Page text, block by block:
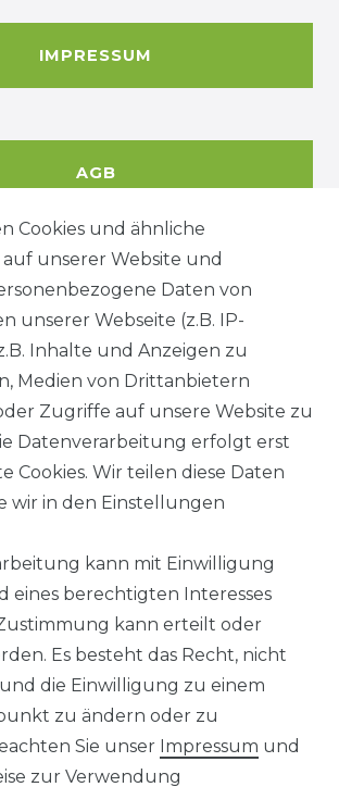
IMPRESSUM
AGB
WIDERRUFSRECHT
KONTAKT
sind Wiederverkäufer?
erreichen uns unter :
https://avancarte.de/
unter: 0421 - 434430
Wir versenden mit
Cookies und ähnliche
unserer Website und
Daten von
unserer Webseite (z.B. IP-
Inhalte und Anzeigen zu
Medien von Drittanbietern
Zugriffe auf unsere Website zu
Datenverarbeitung erfolgt erst
Cookies. Wir teilen diese Daten
wir in den Einstellungen
kann mit Einwilligung
eines berechtigten Interesses
kann erteilt oder
Es besteht das Recht, nicht
die Einwilligung zu einem
zu ändern oder zu
Sie unser Impressum und
zur Verwendung